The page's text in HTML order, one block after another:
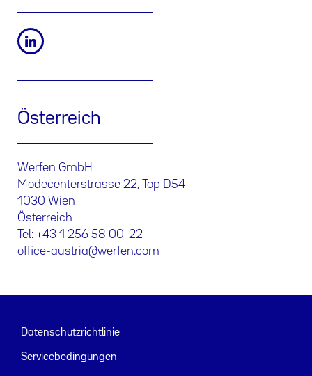
Österreich
Werfen GmbH
Modecenterstrasse 22, Top D54
1030 Wien
Österreich
Tel: +43 1 256 58 00-22
office-austria@werfen.com
Datenschutzrichtlinie
Servicebedingungen